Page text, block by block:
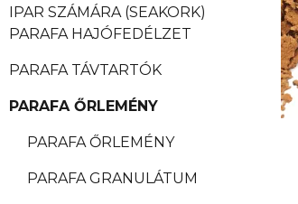
IPAR SZÁMÁRA (SEAKORK)
PARAFA HAJÓFEDÉLZET
PARAFA TÁVTARTÓK
PARAFA ŐRLEMÉNY
PARAFA ŐRLEMÉNY
PARAFA GRANULÁTUM